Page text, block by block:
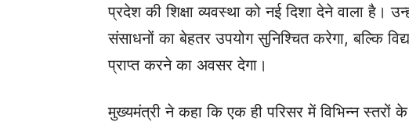
प्रदेश की शिक्षा व्यवस्था को नई दिशा देने वाला है।
संसाधनों का बेहतर उपयोग सुनिश्चित करेगा, बल्कि
प्राप्त करने का अवसर देगा।
मुख्यमंत्री ने कहा कि एक ही परिसर में विभिन्न स्तरों